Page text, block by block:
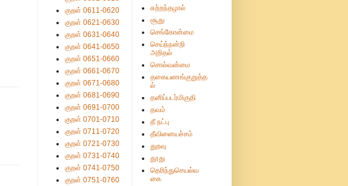
குறள் 0611-0620
குறள் 0621-0630
குறள் 0631-0640
குறள் 0641-0650
குறள் 0651-0660
குறள் 0661-0670
குறள் 0671-0680
குறள் 0681-0690
குறள் 0691-0700
குறள் 0701-0710
குறள் 0711-0720
குறள் 0721-0730
குறள் 0731-0740
குறள் 0741-0750
குறள் 0751-0760
சுற்றந்தழால்
சூது
செங்கோன்மை
செய்ந்நன்றி
அறிதல்
சொல்வன்மை
தகையணங்குறுத்த
ல்
தனிப்படர்மிகுதி
தவம்
தீ நட்பு
தீவினையச்சம்
துறவு
தூது
தெரிந்துசெயல்வ
கை